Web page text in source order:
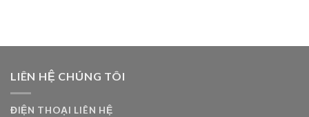
LIÊN HỆ CHÚNG TÔI
ĐIỆN THOẠI LIÊN HỆ